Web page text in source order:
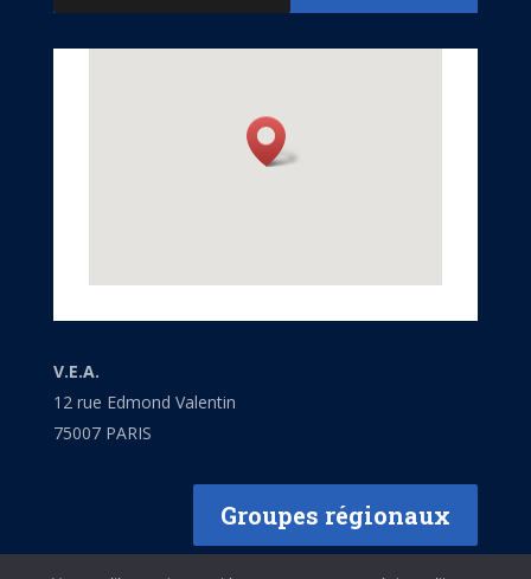
V.E.A.
12 rue Edmond Valentin
75007 PARIS
Groupes régionaux